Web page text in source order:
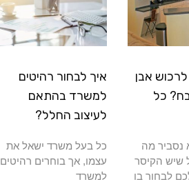
אבן
כל
נסביר מה
שיש הקיסר
לבחור בו
איך לבחור רהיטים
למשרד בהתאם
לעיצוב החלל?
כל בעל משרד ישאל את
עצמו, אך בוחרים רהיטים
למשרד